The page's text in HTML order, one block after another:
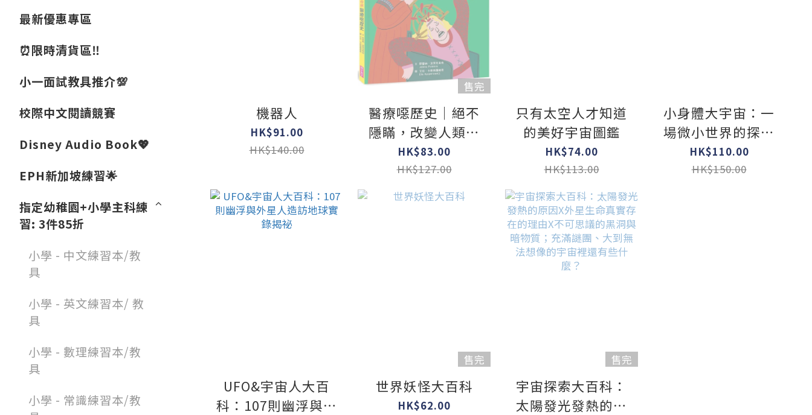
最新優惠專區
⏰限時清貨區‼️
小一面試教具推介💯
校際中文閱讀競賽
Disney Audio Book💖
EPH新加坡練習🌟
指定幼稚園+小學主科練
習: 3件85折
小學 - 中文練習本/教
具
小學 - 英文練習本/ 教
具
小學 - 數理練習本/教
具
小學 - 常識練習本/教
機器人
HK$91.00
HK$140.00
售完
醫療噁歷史｜絕不
隱瞞，改變人類的
命運！從短命變長
壽，暗黑實驗ｘ科
學進展的醫學演化
HK$83.00
HK$127.00
只有太空人才知道
的美好宇宙圖鑑
HK$74.00
HK$113.00
小身體大宇宙：一
場微小世界的探險
之旅（凱迪克獎得
主最新作。)
HK$110.00
HK$150.00
UFO&宇宙人大百
科：107則幽浮與外
售完
世界妖怪大百科
HK$62.00
售完
宇宙探索大百科：
太陽發光發熱的原